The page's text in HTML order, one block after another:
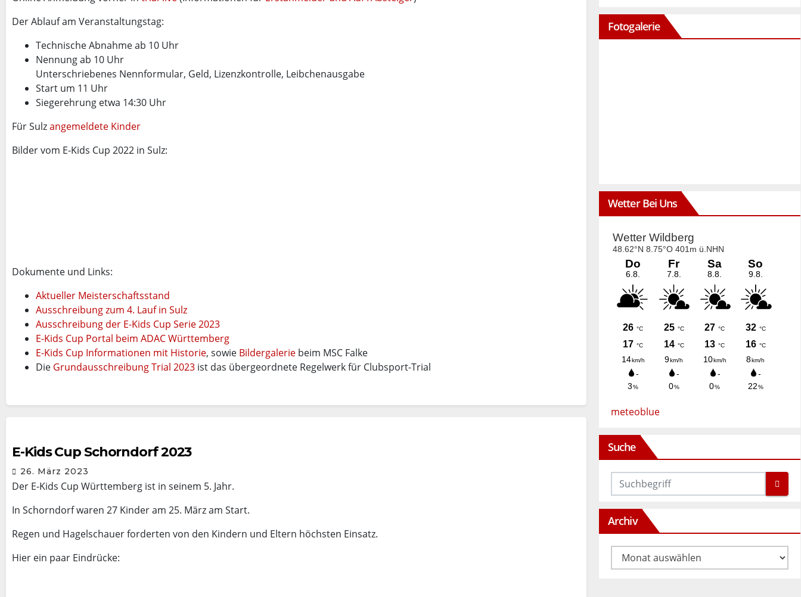
Der Ablauf am Veranstaltungstag:
Technische Abnahme ab 10 Uhr
Nennung ab 10 Uhr
Unterschriebenes Nennformular, Geld, Lizenzkontrolle, Leibchenausgabe
Start um 11 Uhr
Siegerehrung etwa 14:30 Uhr
Für Sulzangemeldete Kinder
Bilder vom E-Kids Cup 2022 in Sulz:
Dokumente und Links:
Aktueller Meisterschaftsstand
Ausschreibung zum 4. Lauf in Sulz
Ausschreibung der E-Kids Cup Serie 2023
E-Kids Cup Portal beim ADAC Württemberg
E-Kids Cup Informationen mit Historie, sowie Bildergalerie beim MSC Falke
Die Grundausschreibung Trial 2023 ist das übergeordnete Regelwerk für Clubsport-Trial
E-Kids Cup Schorndorf 2023
26. März 2023
Der E-Kids Cup Württemberg ist in seinem 5. Jahr.
In Schorndorf waren 27 Kinder am 25. März am Start.
Regen und Hagelschauer forderten von den Kindern und Eltern höchsten Einsatz.
Hier ein paar Eindrücke:
Fotogalerie
Wetter Bei Uns
meteoblue
Suche
Archiv
Archiv